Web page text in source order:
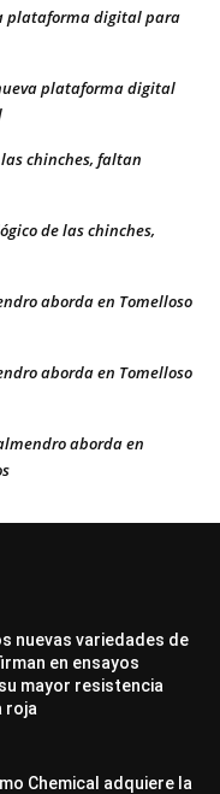
plataforma digital para
plataforma digital
chinches, faltan
de las chinches,
aborda en Tomelloso
aborda en Tomelloso
aborda en
nuevas variedades de
en ensayos
mayor resistencia
roja
Chemical adquiere la